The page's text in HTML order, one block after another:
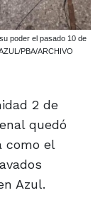
poder el pasado 10 de
PBA/ARCHIVO
2 de
quedó
como el
Azul.